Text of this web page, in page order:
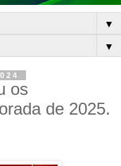
▼
▼
os
de 2025.